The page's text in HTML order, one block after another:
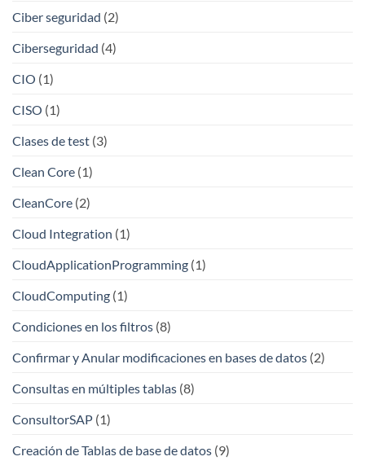
Ciber seguridad (2)
Ciberseguridad (4)
CIO (1)
CISO (1)
Clases de test (3)
Clean Core (1)
CleanCore (2)
Cloud Integration (1)
CloudApplicationProgramming (1)
CloudComputing (1)
Condiciones en los filtros (8)
Confirmar y Anular modificaciones en bases de datos (2)
Consultas en múltiples tablas (8)
ConsultorSAP (1)
Creación de Tablas de base de datos (9)